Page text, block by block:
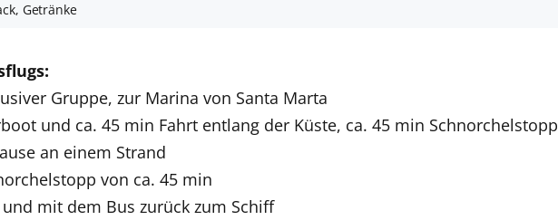
Getränke
Gruppe, zur Marina von Santa Marta
und ca. 45 min Fahrt entlang der Küste, ca. 45 min Schnorchelstopp
an einem Strand
von ca. 45 min
mit dem Bus zurück zum Schiff